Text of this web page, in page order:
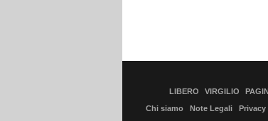
LIBERO VIRGILIO
Chi siamo
Note Legali Privacy